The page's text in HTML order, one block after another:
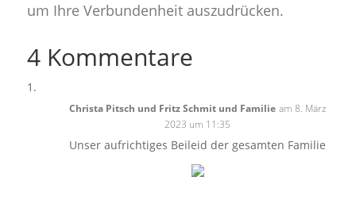
um Ihre Verbundenheit auszudrücken.
4 Kommentare
Christa Pitsch und Fritz Schmit und Familie am 8. März
2023 um 11:35
Unser aufrichtiges Beileid der gesamten Familie